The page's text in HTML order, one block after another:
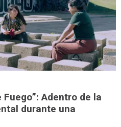
Adentro de la
durante una